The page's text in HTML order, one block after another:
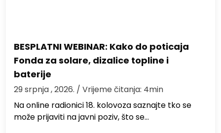
BESPLATNI WEBINAR: Kako do poticaja
Fonda za solare, dizalice topline i
baterije
29 srpnja , 2026. / Vrijeme čitanja: 4min
Na online radionici 18. kolovoza saznajte tko se
može prijaviti na javni poziv, što se…